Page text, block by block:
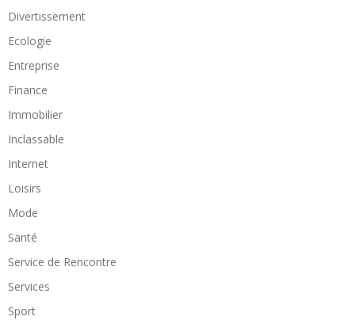
Divertissement
Ecologie
Entreprise
Finance
Immobilier
Inclassable
Internet
Loisirs
Mode
Santé
Service de Rencontre
Services
Sport